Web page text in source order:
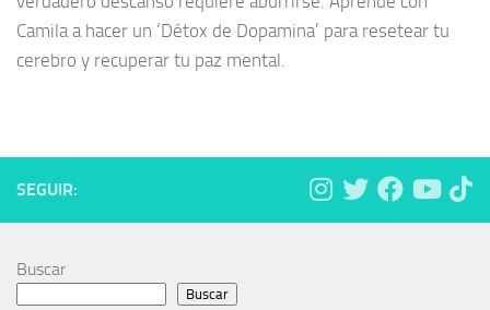
Camila a hacer un ‘Détox de Dopamina’ para resetear tu
cerebro y recuperar tu paz mental.
SEGUIR:
Buscar
Buscar